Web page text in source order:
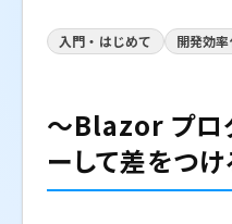
入門・はじめて 開発効
～Blazor プロ
ーして差をつ